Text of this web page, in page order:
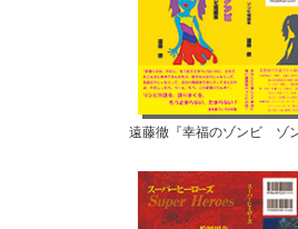
遠藤徹『幸福のゾンビ ゾ